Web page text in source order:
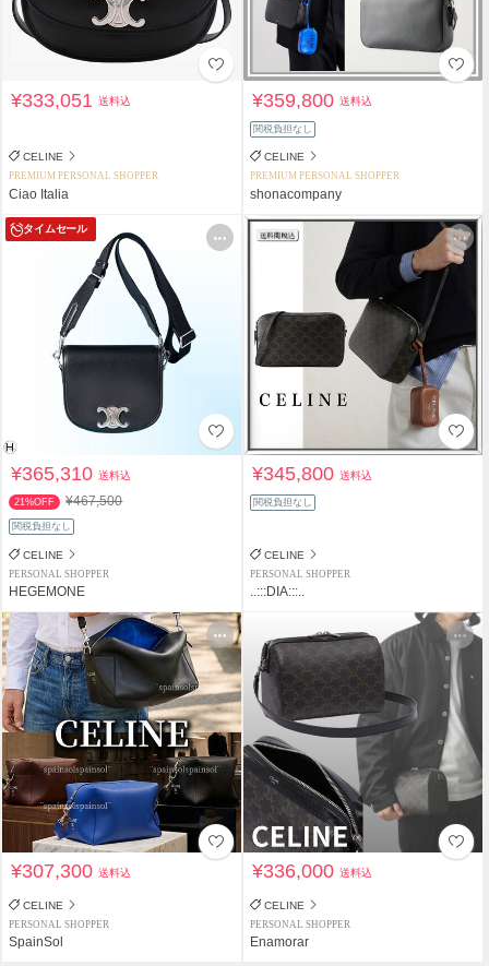
¥333,051送料込
CELINE
PREMIUM PERSONAL SHOPPER
Ciao Italia
¥359,800送料込
関税負担なし
CELINE
PREMIUM PERSONAL SHOPPER
shonacompany
タイムセール
¥365,310送料込
21%OFF ¥467,500
関税負担なし
CELINE
PERSONAL SHOPPER
HEGEMONE
¥345,800送料込
関税負担なし
CELINE
PERSONAL SHOPPER
..:::DIA:::..
¥307,300送料込
CELINE
PERSONAL SHOPPER
SpainSol
¥336,000送料込
CELINE
PERSONAL SHOPPER
Enamorar